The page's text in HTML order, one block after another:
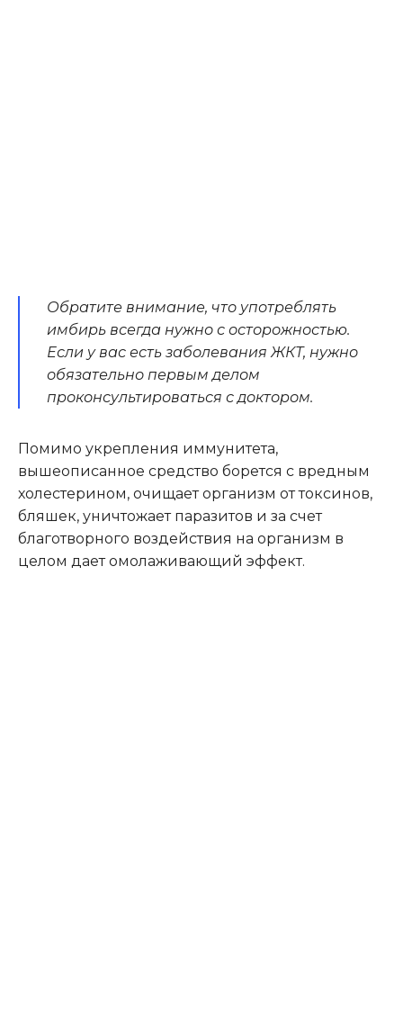
Обратите внимание, что употреблять
имбирь всегда нужно с осторожностью.
Если у вас есть заболевания ЖКТ, нужно
обязательно первым делом
проконсультироваться с доктором.
Помимо укрепления иммунитета,
вышеописанное средство борется с вредным
холестерином, очищает организм от токсинов,
бляшек, уничтожает паразитов и за счет
благотворного воздействия на организм в
целом дает омолаживающий эффект.